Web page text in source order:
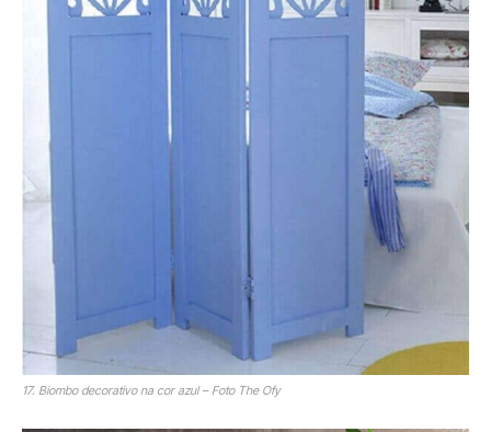
17. Biombo decorativo na cor azul – Foto The Ofy